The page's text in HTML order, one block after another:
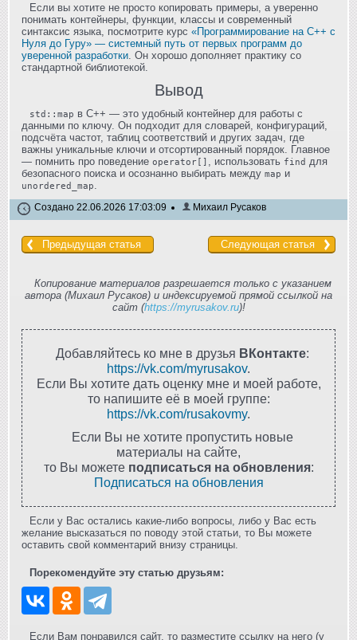
Если вы хотите не просто копировать примеры, а уверенно
понимать контейнеры, функции, классы и современный
синтаксис языка, посмотрите курс «Программирование на C++ с
Нуля до Гуру» — системный путь от первых программ до
уверенной разработки . Он хорошо дополняет практику со
стандартной библиотекой.
Вывод
std::map в C++ — это удобный контейнер для работы с
данными по ключу. Он подходит для словарей, конфигураций,
подсчёта частот, таблиц соответствий и других задач, где
важны уникальные ключи и отсортированный порядок. Главное
— помнить про поведение operator[] , использовать find для
безопасного поиска и осознанно выбирать между map и
unordered_map
Создано 22.06.2026 17:03:09 Михаил Русаков
Предыдущая статья Следующая статья
Копирование материалов разрешается только с указанием
автора (Михаил Русаков) и индексируемой прямой ссылкой на
сайт (https://myrusakov.ru)!
Добавляйтесь ко мне в друзья ВКонтакте:
https://vk.com/myrusakov.
Если Вы хотите дать оценку мне и моей работе,
то напишите её в моей группе:
https://vk.com/rusakovmy.
Если Вы не хотите пропустить новые
материалы на сайте,
то Вы можете подписаться на обновления:
Подписаться на обновления
Если у Вас остались какие-либо вопросы, либо у Вас есть
желание высказаться по поводу этой статьи, то Вы можете
оставить свой комментарий внизу страницы.
Порекомендуйте эту статью друзьям:
Если Вам понравился сайт, то разместите ссылку на него (у